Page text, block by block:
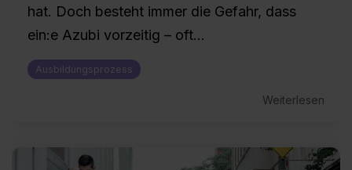
hat. Doch besteht immer die Gefahr, dass
ein:e Azubi vorzeitig – oft...
Ausbildungsprozess
Weiterlesen